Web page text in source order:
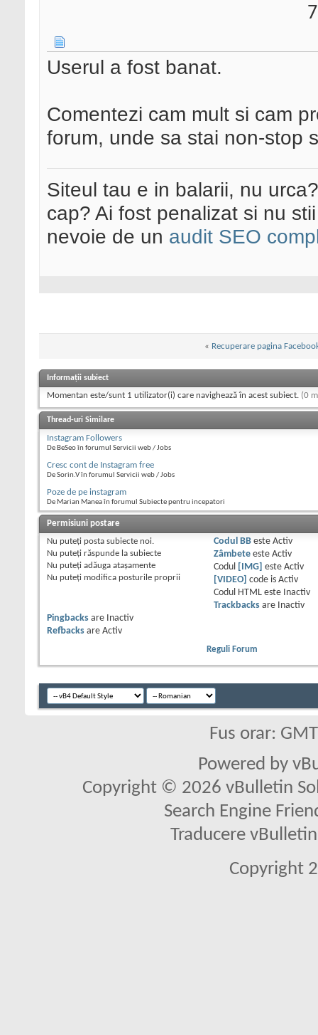
Userul a fost banat.
Comentezi cam mult si cam
forum, unde sa stai non-stop
Siteul tau e in balarii, nu
cap? Ai fost penalizat si nu
nevoie de un audit SEO
« Recuperare pagina
Informații subiect
Momentan este/sunt 1 utilizator(i) care navighează în acest subiect. (0
Thread-uri Similare
Instagram Followers
De BeSeo în forumul Servicii web / Jobs
Cresc cont de Instagram free
De Sorin.V în forumul Servicii web / Jobs
Poze de pe instagram
De Marian Manea în forumul Subiecte pentru incepatori
Permisiuni postare
Nu puteţi posta subiecte noi.
Nu puteţi răspunde la subiecte
Nu puteţi adăuga ataşamente
Nu puteţi modifica posturile proprii
Codul BBeste Activ
Zâmbeteeste Activ
Codul
[IMG] este Activ
[VIDEO]
code is Activ
Codul HTML este
Inactiv
Trackbacksare
Inactiv
Pingbacks are
Inactiv
Refbacks are Activ
Reguli Forum
Fus orar:
Powered by
Copyright © 2026 vBulletin
Search Engine
Traducere
Copyright